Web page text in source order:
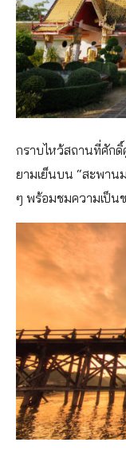
กราบไหว้สถานที่ศักดิ์
ยามเย็นบน “สะพาน
ๆ พร้อมชมความเป็น